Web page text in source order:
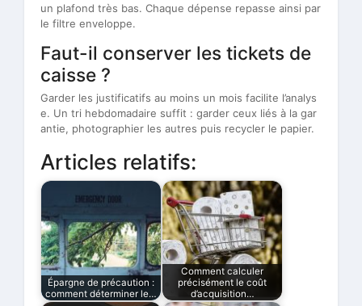
un plafond très bas. Chaque dépense repasse ainsi par
le filtre enveloppe.
Faut-il conserver les tickets de
caisse ?
Garder les justificatifs au moins un mois facilite l’analys
e. Un tri hebdomadaire suffit : garder ceux liés à la gar
antie, photographier les autres puis recycler le papier.
Articles relatifs:
Épargne de précaution :
comment déterminer le…
Comment calculer
précisément le coût
d’acquisition…